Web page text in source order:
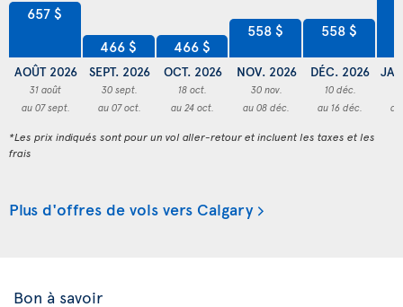
657 $
AOÛT 2026
31 août
au 07 sept.
466 $
SEPT. 2026
30 sept.
au 07 oct.
466 $
OCT. 2026
18 oct.
au 24 oct.
558 $
NOV. 2026
30 nov.
au 08 déc.
558 $
DÉC. 2026
10 déc.
au 16 déc.
*Les prix indiqués sont pour un vol aller-retour et incluent les taxes et les
frais
Plus d'offres de vols vers Calgary
Bon à savoir